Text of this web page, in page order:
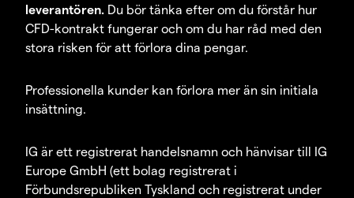
leverantören. Du bör tänka efter om du förstår hur
CFD-kontrakt fungerar och om du har råd med den
stora risken för att förlora dina pengar.
Professionella kunder kan förlora mer än sin initiala
insättning.
IG är ett registrerat handelsnamn och hänvisar till IG
Europe GmbH (ett bolag registrerat i
Förbundsrepubliken Tyskland och registrerat under